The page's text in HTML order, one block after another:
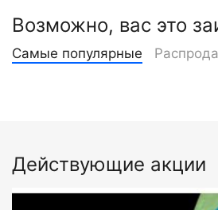
Возможно, вас это
Самые популярные
Действующие акции